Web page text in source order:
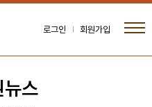
로그인 회원가입
뉴스